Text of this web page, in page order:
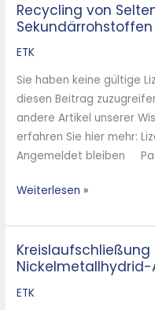
Recycling von
Sekundärrohstoffen
ETK
Sie haben keine gültige
diesen Beitrag
andere Artikel unserer
erfahren Sie hier mehr:
Angemeldet bleiben
Recycling
von
Seltenen
aus
Sekundärrohstoffen
Weiterlesen »
ETK
Kreislaufschließung
beim
Recycling